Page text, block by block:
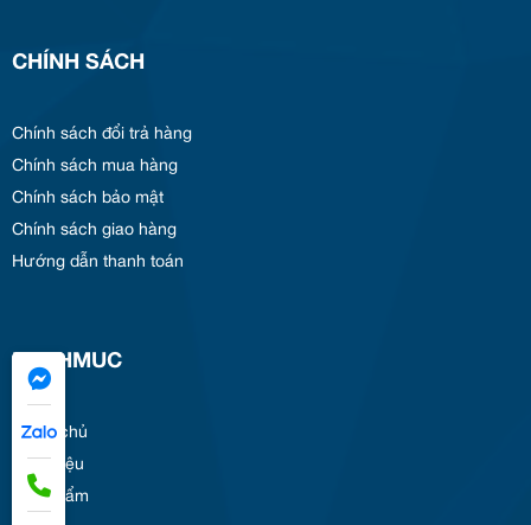
CHÍNH SÁCH
Chính sách đổi trả hàng
Chính sách mua hàng
Chính sách bảo mật
Chính sách giao hàng
Hướng dẫn thanh toán
DANHMUC
Trang chủ
Giới thiệu
Sản phẩm